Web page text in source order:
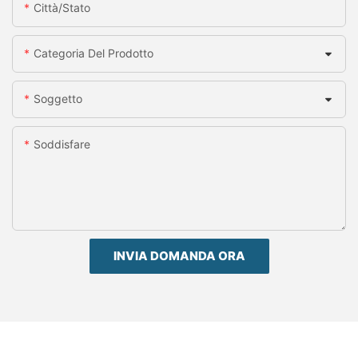
Città/stato
Categoria Del Prodotto
Soggetto
Soddisfare
INVIA DOMANDA ORA